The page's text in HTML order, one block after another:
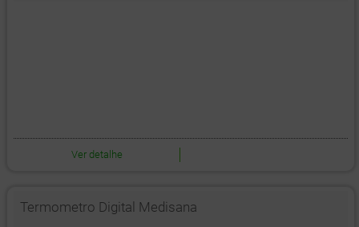
Ver detalhe
Termometro Digital Medisana